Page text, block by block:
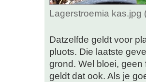
Lagerstroemia kas.jpg
Datzelfde geldt voor
pluots. Die laatste
grond. Wel bloei,
geldt dat ook. Als je